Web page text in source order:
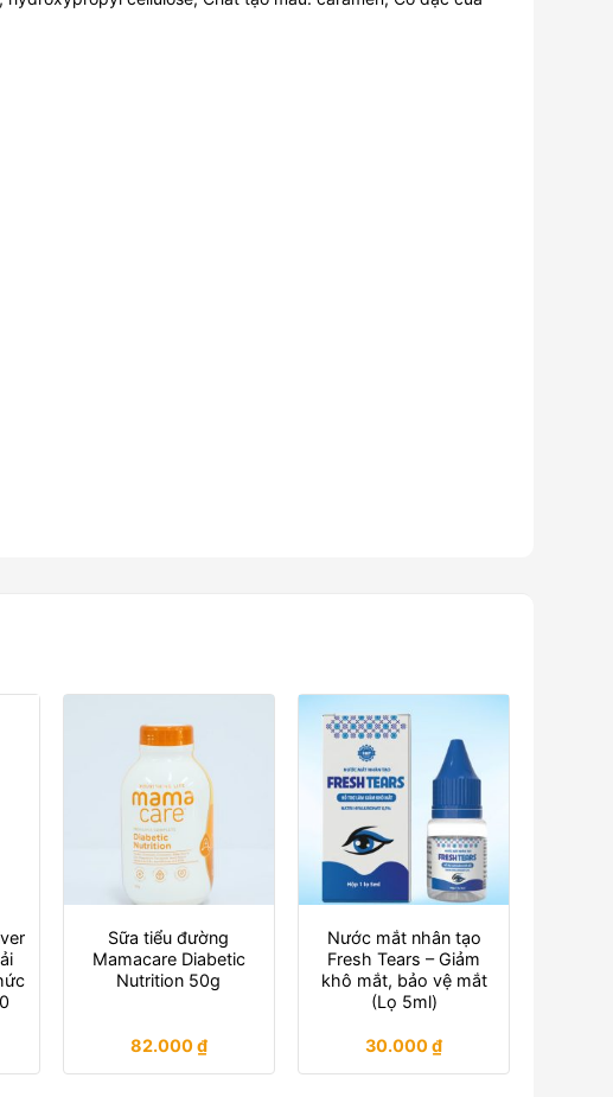
Sữa tiểu đường
Mamacare Diabetic
Nutrition 50g
82.000₫
Nước mắt nhân tạo
Fresh Tears – Giảm
khô mắt, bảo vệ mắt
(Lọ 5ml)
30.000₫